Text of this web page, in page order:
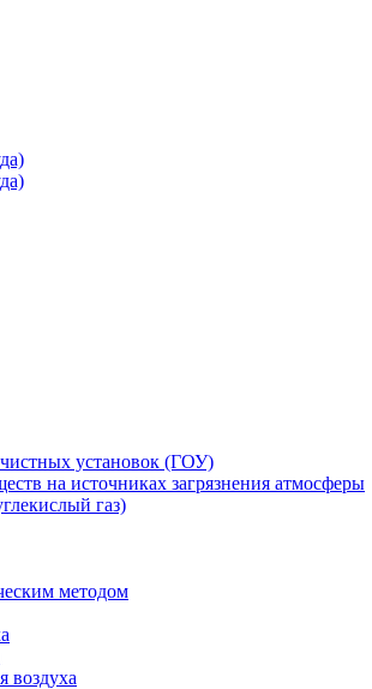
установок (ГОУ)
на источниках загрязнения атмосферы
газ)
методом
воздуха